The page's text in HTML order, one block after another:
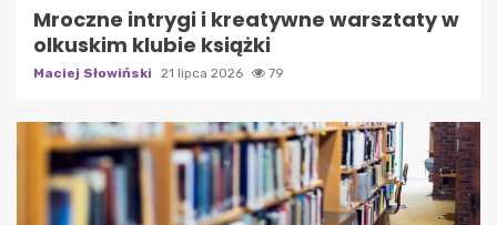
Mroczne intrygi i kreatywne warsztaty w
olkuskim klubie książki
Maciej Słowiński 21 lipca 2026 79